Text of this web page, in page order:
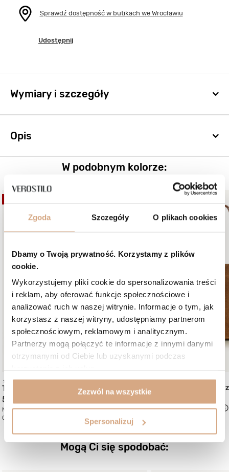
Zgoda Szczegóły O plikach cookies
Dbamy o Twoją prywatność. Korzystamy z plików
cookie.
Wykorzystujemy pliki cookie do spersonalizowania treści
i reklam, aby oferować funkcje społecznościowe i
analizować ruch w naszej witrynie. Informacje o tym, jak
korzystasz z naszej witryny, udostępniamy partnerom
społecznościowym, reklamowym i analitycznym.
Partnerzy mogą połączyć te informacje z innymi danymi
otrzymanymi od Ciebie lub uzyskanymi podczas
Zezwól na wszystkie
Spersonalizuj
Sprawdź dostępność w butikach we Wrocławiu
Udostępnij
Wymiary i szczegóły
Opis
W podobnym kolorze:
(1)
Torebka skórzana zamszowa
549 zł
Najniższa cena:549 zł0%
Cena regularna:
Torebka shopper
Najniższa cena:539 zł-12%
Mogą Ci się spodobać: